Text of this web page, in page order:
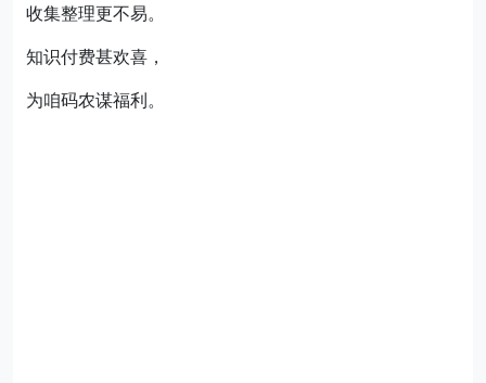
收集整理更不易。
知识付费甚欢喜，
为咱码农谋福利。